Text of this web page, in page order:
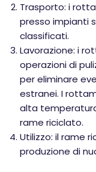
Trasporto: i
presso impianti
classificati.
Lavorazione: i
operazioni di
per eliminare
estranei. I
alta
rame riciclato.
Utilizzo: il rame
produzione di